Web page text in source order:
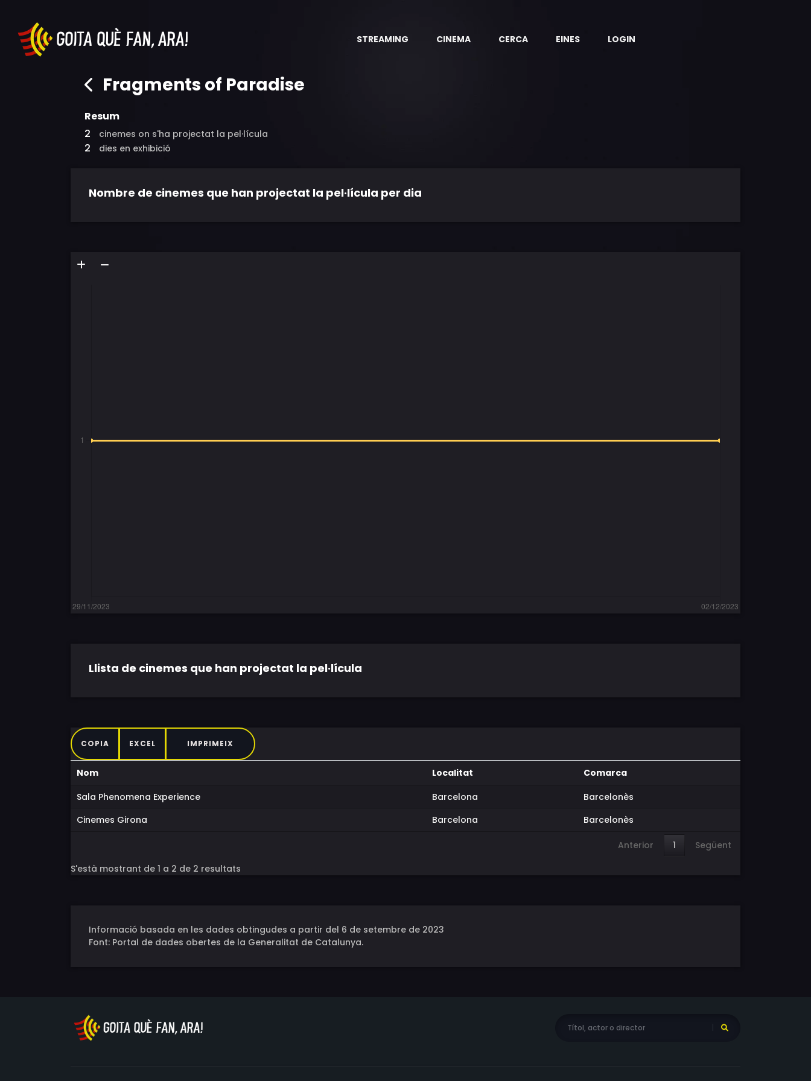
STREAMING CINEMA CERCA EINES LOGIN
Fragments of Paradise
Resum
2
cinemes on s'ha projectat la pel·lícula
2 dies en exhibició
Nombre de cinemes que han projectat la pel·lícula per dia
Llista de cinemes que han projectat la pel·lícula
COPIA EXCEL IMPRIMEIX
Nom Localitat
Comarca
Sala Phenomena Experience
Barcelona
Barcelonès
Cinemes Girona
Barcelona Barcelonès
Anterior 1
Següent
S'està mostrant de 1 a 2 de 2 resultats
Informació basada en les dades obtingudes a partir del 6 de setembre de 2023
Font: Portal de dades obertes de la Generalitat de Catalunya.